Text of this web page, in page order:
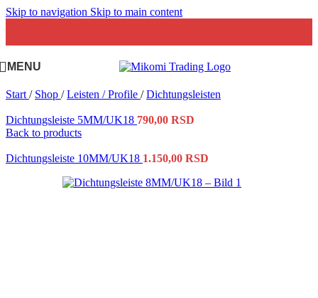
Skip to navigation Skip to main content
MENU
Start / Shop / Leisten / Profile / Dichtungsleisten
Dichtungsleiste 5MM/UK18 790,00 RSD
Back to products
Dichtungsleiste 10MM/UK18 1.150,00 RSD